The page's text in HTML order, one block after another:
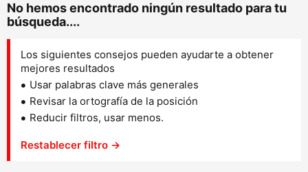
No hemos encontrado ningún resultado para tu
búsqueda....
Los siguientes consejos pueden ayudarte a obtener
mejores resultados
Usar palabras clave más generales
Revisar la ortografía de la posición
Reducir filtros, usar menos.
Restablecer filtro →